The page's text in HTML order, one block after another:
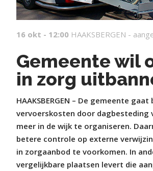
16 okt - 12:00 HAAKSBERGEN -
Gemeente wil
in zorg
HAAKSBERGEN – De gemeente
vervoerskosten door dagbesteding
meer in de wijk te organiseren.
betere controle op externe
in zorgaanbod te voorkomen. In
vergelijkbare plaatsen levert die